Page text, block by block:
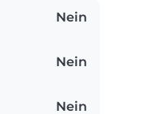
Nein
Nein
Nein